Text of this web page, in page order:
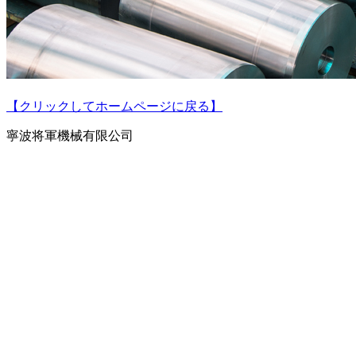
【クリックしてホームページに戻る】
寧波将軍機械有限公司